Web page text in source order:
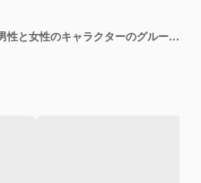
卒業式のガウンとキャップの男性と女性のキャラクターのグループが喜ぶ、漫画フラットイラスト